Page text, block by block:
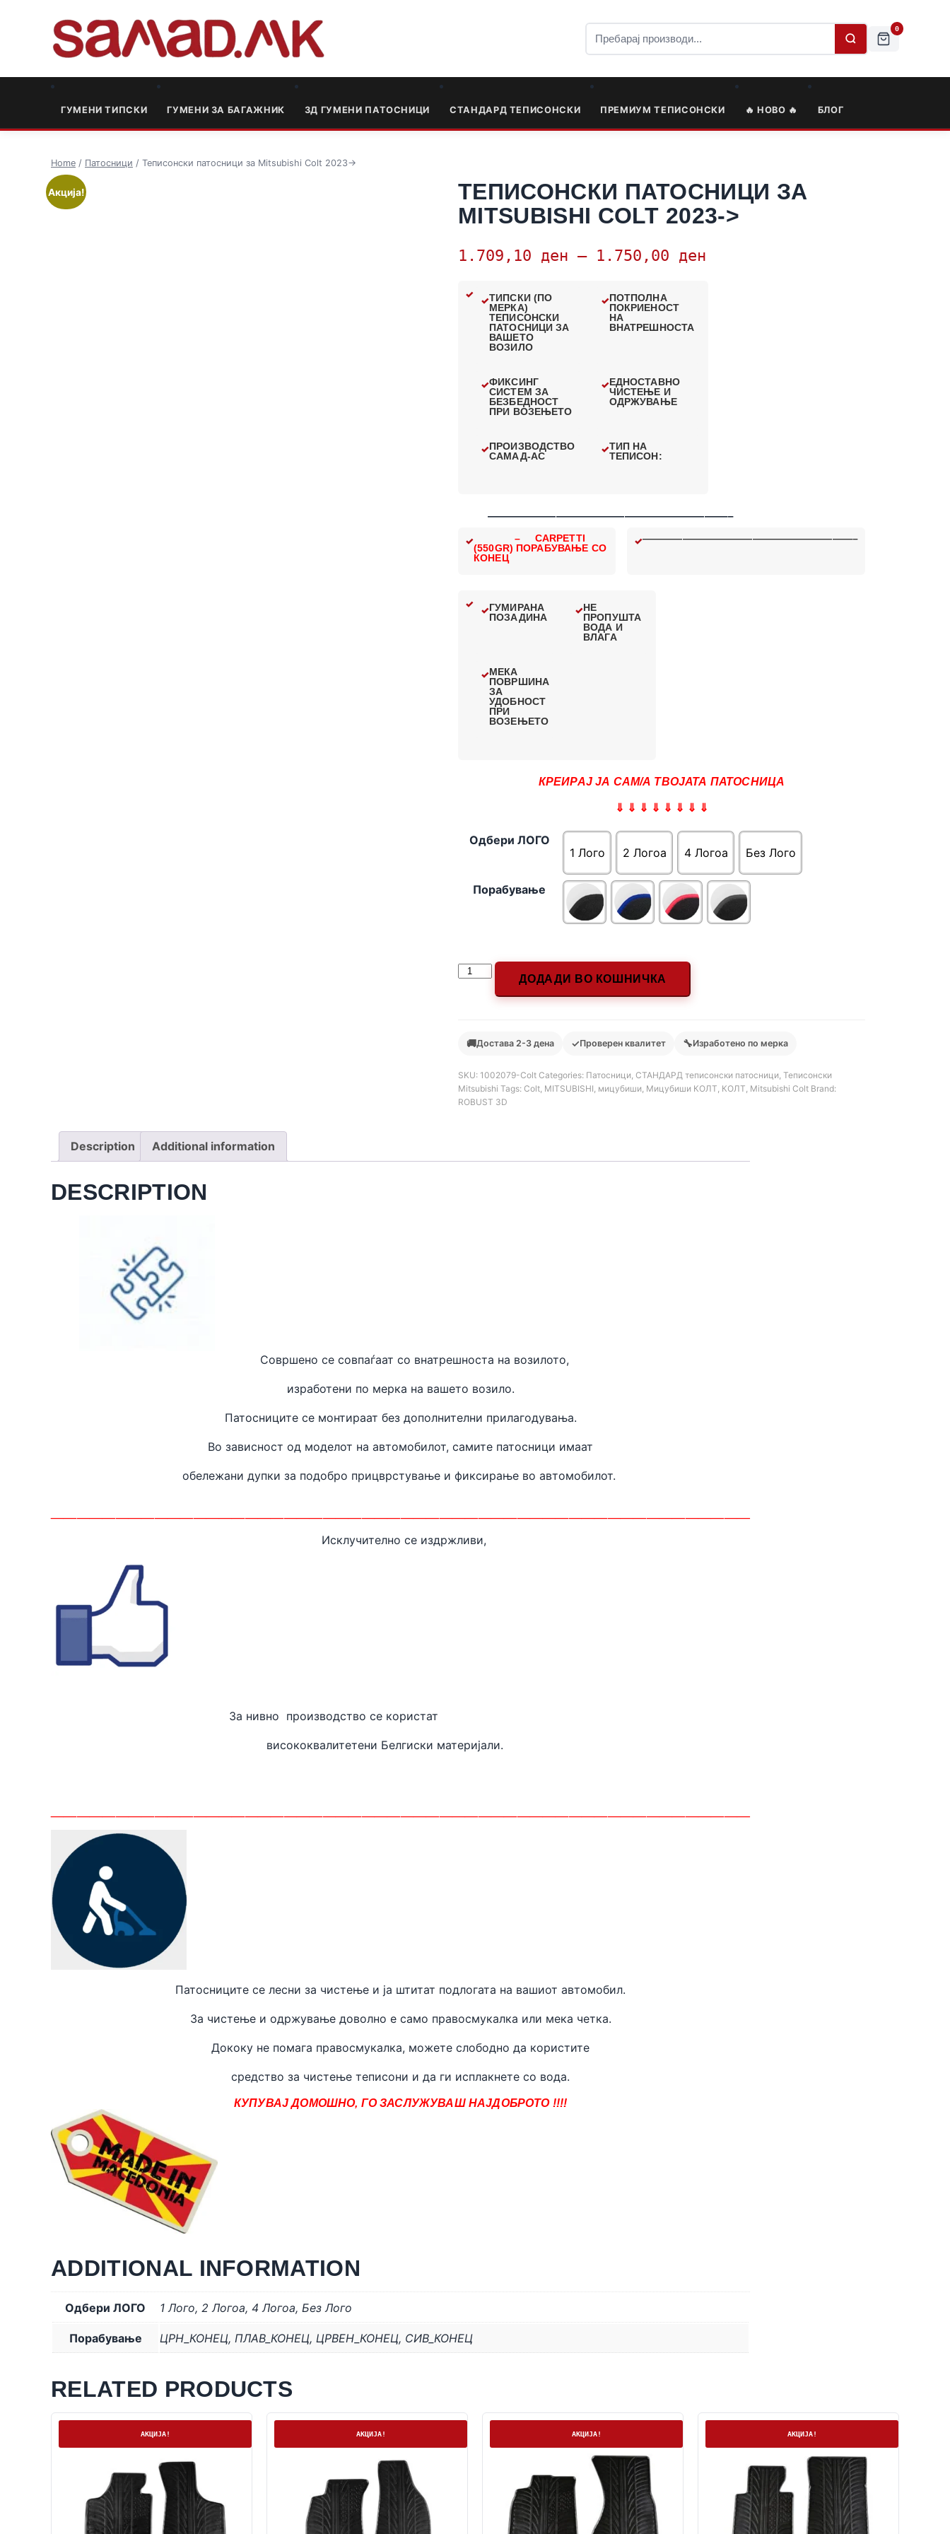
0
ГУМЕНИ ТИПСКИ ГУМЕНИ ЗА БАГАЖНИК 3Д ГУМЕНИ ПАТОСНИЦИ СТАНДАРД ТЕПИСОНСКИ ПРЕМИУМ ТЕПИСОНСКИ 🔥 НОВО 🔥 БЛОГ
Home / Патосници / Теписонски патосници за Mitsubishi Colt 2023->
Акција!
ТЕПИСОНСКИ ПАТОСНИЦИ ЗА
MITSUBISHI COLT 2023->
1.709,10 ден – 1.750,00 ден
ТИПСКИ (ПО
МЕРКА)
ТЕПИСОНСКИ
ПАТОСНИЦИ ЗА
ВАШЕТО
ВОЗИЛО
ПОТПОЛНА
ПОКРИЕНОСТ
НА
ВНАТРЕШНОСТА
ФИКСИНГ
СИСТЕМ ЗА
БЕЗБЕДНОСТ
ПРИ ВОЗЕЊЕТО
ЕДНОСТАВНО
ЧИСТЕЊЕ И
ОДРЖУВАЊЕ
ПРОИЗВОДСТВО
САМАД-АС
ТИП НА
ТЕПИСОН:
—————————————————————–
– CARPETTI
(550GR) ПОРАБУВАЊЕ СО
КОНЕЦ
—————————————————————–
ГУМИРАНА
ПОЗАДИНА
НЕ
ПРОПУШТА
ВОДА И
ВЛАГА
МЕКА
ПОВРШИНА
ЗА
УДОБНОСТ
ПРИ
ВОЗЕЊЕТО
КРЕИРАЈ ЈА САМ/А ТВОЈАТА ПАТОСНИЦА
⇓ ⇓ ⇓ ⇓ ⇓ ⇓ ⇓ ⇓
Одбери ЛОГО
1 Лого
2 Логоa 4 Логоa Без Лого
Порабување
ДОДАДИ ВО КОШНИЧКА
🚚Достава 2-3 дена ✓Проверен квалитет 🔧Изработено по мерка
SKU: 1002079-Colt Categories: Патосници СТАНДАРД теписонски патосници Теписонски
Mitsubishi Tags: Colt MITSUBISHI мицубиши Мицубиши КОЛТ КОЛТ Mitsubishi Colt Brand:
ROBUST 3D
Description Additional information
DESCRIPTION
Совршено се совпаѓаатсо внатрешноста на возилото,
изработени по мерка на вашето возило.
Патосниците се монтираат без дополнителни прилагодувања.
Во зависност од моделот на автомобилот, самите патосници имаат
обележани дупки за подобро прицврстување и фиксирање во автомобилот.
Исклучително се издржливи,
За нивно производство се користат
висококвалитетени Белгиски материјали.
Патосниците се лесни за чистење и ја штитат подлогата на вашиот автомобил.
За чистење и одржување доволно е само правосмукалка или мека четка.
Дококу не помага правосмукалка, можете слободно да користите
средство за чистење теписони и да ги исплакнете со вода.
КУПУВАЈ ДОМОШНО, ГО ЗАСЛУЖУВАШ НАЈДОБРОТО !!!!
ADDITIONAL INFORMATION
Одбери ЛОГО 1 Лого, 2 Логоa, 4 Логоa, Без Лого
Порабување ЦРН_КОНЕЦ, ПЛАВ_КОНЕЦ, ЦРВЕН_КОНЕЦ, СИВ_КОНЕЦ
RELATED PRODUCTS
АКЦИЈА! АКЦИЈА! АКЦИЈА! АКЦИЈА!